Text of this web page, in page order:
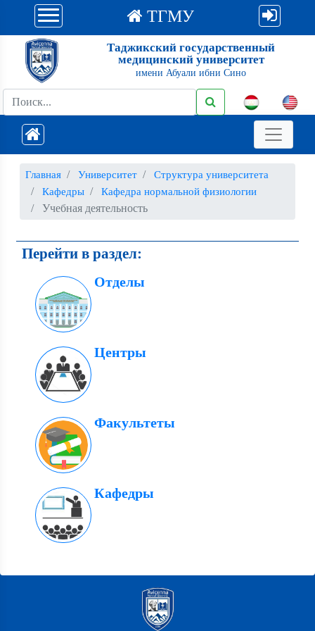
ТГМУ
Таджикский государственный
медицинский университет
имени Абуали ибни Сино
Главная Университет
Структура университета
Кафедры
Кафедра нормальной физиологии
Учебная деятельность
Перейти в раздел:
Отделы
Центры
Факультеты
Кафедры